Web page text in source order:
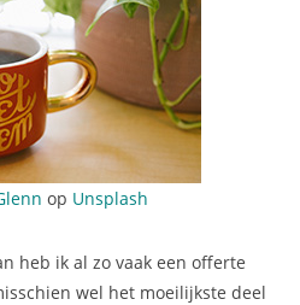
op Unsplash
heb ik al zo vaak een offerte
wel het moeilijkste deel